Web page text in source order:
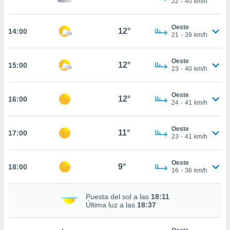
se
Puedes
14:00 12°
Oeste
21 - 39 km/h
15:00 12°
Oeste
23 - 40 km/h
16:00 12°
Oeste
24 - 41 km/h
17:00 11°
Oeste
23 - 41 km/h
18:00 9°
Oeste
16 - 36 km/h
Puesta del sol a las 18:11
Última luz a las 18:37